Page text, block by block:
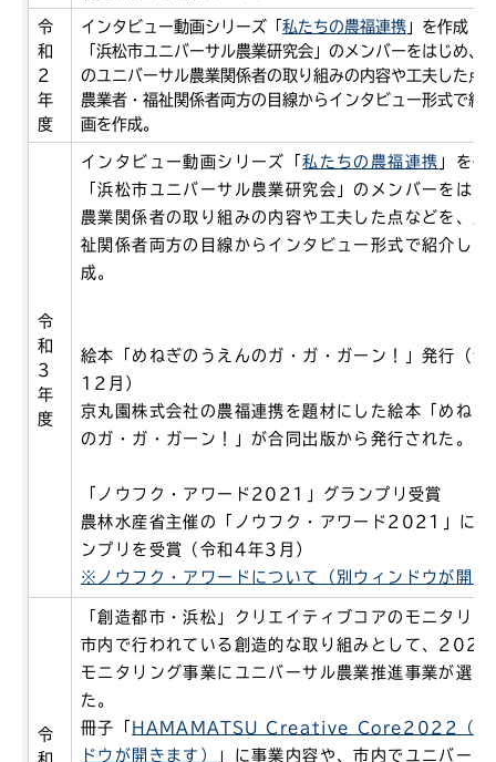
令
和
2
年
度
インタビュー動画シリーズ「 私たちの農福連携 」を作成（
「浜松市ユニバーサル農業研究会」のメンバーをはじめ、
のユニバーサル農業関係者の取り組みの内容や工夫した点
農業者・福祉関係者両方の目線からインタビュー形式で紹
画を作成。
令
和
3
年
度
インタビュー動画シリーズ「私たちの農福連携 」を
「浜松市ユニバーサル農業研究会」のメンバーをは
農業関係者の取り組みの内容や工夫した点などを、
祉関係者両方の目線からインタビュー形式で紹介した
成。
絵本「めねぎのうえんのガ・ガ・ガーン！」発行（
12月）
京丸園株式会社の農福連携を題材にした絵本「めねぎ
のガ・ガ・ガーン！」が合同出版から発行された。
「ノウフク・アワード2021」グランプリ受賞
農林水産省主催の「ノウフク・アワード2021」にお
ンプリを受賞（令和4年3月）
※ノウフク・アワードについて（別ウィンドウが開き
令
「創造都市・浜松」クリエイティブコアのモニタリ
市内で行われている創造的な取り組みとして、2022
モニタリング事業にユニバーサル農業推進事業が選出
た。
冊子「
HAMAMATSU Creative Core2022（別
ドウが開きます）
」に事業内容や、市内でユニバーサ